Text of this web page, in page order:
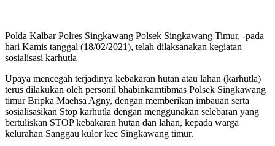
Polda Kalbar Polres Singkawang Polsek Singkawang Timur, -pada
hari Kamis tanggal (18/02/2021), telah dilaksanakan kegiatan
sosialisasi karhutla
Upaya mencegah terjadinya kebakaran hutan atau lahan (karhutla)
terus dilakukan oleh personil bhabinkamtibmas Polsek Singkawang
timur Bripka Maehsa Agny, dengan memberikan imbauan serta
sosialisasikan Stop karhutla dengan menggunakan selebaran yang
bertuliskan STOP kebakaran hutan dan lahan, kepada warga
kelurahan Sanggau kulor kec Singkawang timur.